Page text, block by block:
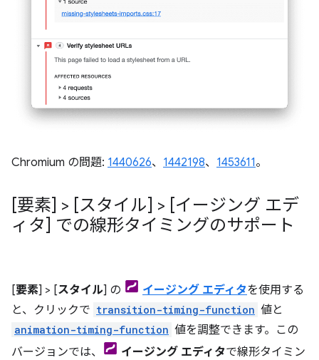
Chromium の問題: 1440626、 1442198、 1453611。
[要素] > [スタイル] > [イージング エデ
ィタ] での線形タイミングのサポート
[要素] > [スタイル] の イージング エディタを使用する
と、クリックで transition-timing-function 値と
animation-timing-function 値を調整できます。この
バージョンでは、
イージング エディタで線形タイミン